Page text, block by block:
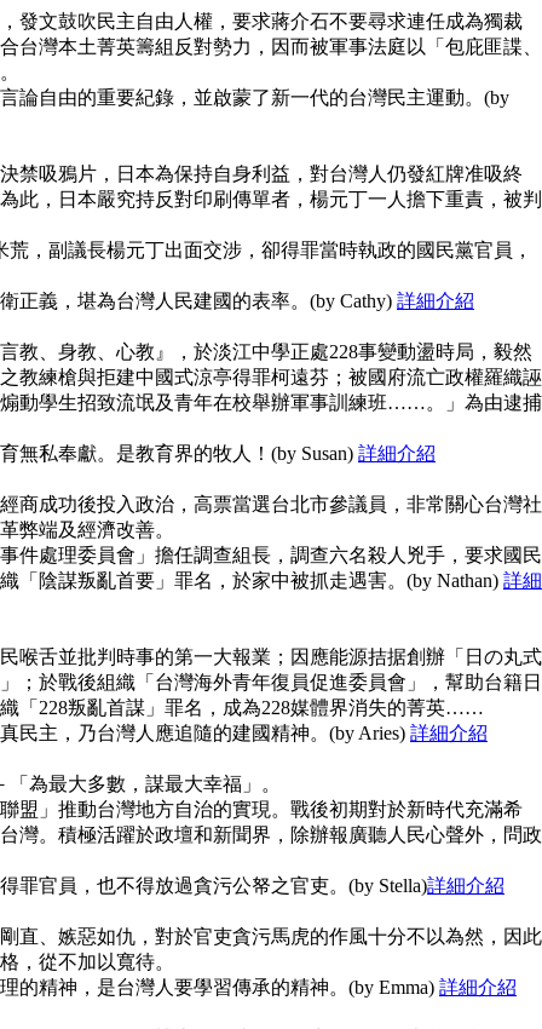
發文鼓吹民主自由人權，要求蔣介石不要尋求連任成為獨裁
台灣本土菁英籌組反對勢力，因而被軍事法庭以「包庇匪諜、
論自由的重要紀錄，並啟蒙了新一代的台灣民主運動。(by
禁吸鴉片，日本為保持自身利益，對台灣人仍發紅牌准吸終
此，日本嚴究持反對印刷傳單者，楊元丁一人擔下重責，被判
，副議長楊元丁出面交涉，卻得罪當時執政的國民黨官員，
正義，堪為台灣人民建國的表率。(by Cathy) 詳細介紹
教、身教、心教』，於淡江中學正處228事變動盪時局，毅然
教練槍與拒建中國式涼亭得罪柯遠芬；被國府流亡政權羅織誣
動學生招致流氓及青年在校舉辦軍事訓練班……。」為由逮捕
無私奉獻。是教育界的牧人！(by Susan) 詳細介紹
商成功後投入政治，高票當選台北市參議員，非常關心台灣社
弊端及經濟改善。
件處理委員會」擔任調查組長，調查六名殺人兇手，要求國民
「陰謀叛亂首要」罪名，於家中被抓走遇害。(by Nathan) 詳細
喉舌並批判時事的第一大報業；因應能源拮据創辦「日の丸式
；於戰後組織「台灣海外青年復員促進委員會」，幫助台籍日
「228叛亂首謀」罪名，成為228媒體界消失的菁英……
民主，乃台灣人應追隨的建國精神。(by Aries) 詳細介紹
為最大多數，謀最大幸福」。
盟」推動台灣地方自治的實現。戰後初期對於新時代充滿希
灣。積極活躍於政壇和新聞界，除辦報廣聽人民心聲外，問政
罪官員，也不得放過貪污公帑之官吏。(by Stella)詳細介紹
直、嫉惡如仇，對於官吏貪污馬虎的作風十分不以為然，因此
，從不加以寬待。
的精神，是台灣人要學習傳承的精神。(by Emma) 詳細介紹